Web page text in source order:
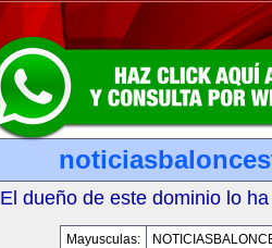
El dueño de este dominio lo
Mayusculas: